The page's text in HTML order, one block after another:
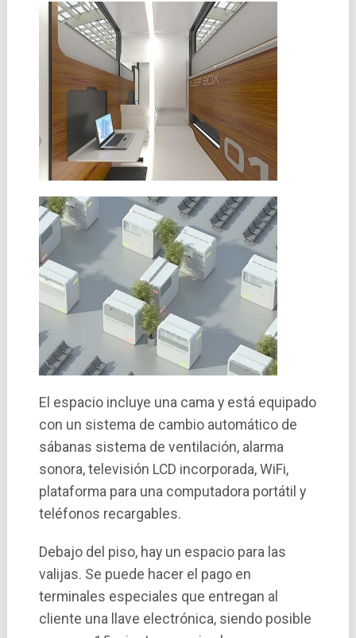
El espacio incluye una cama y está equipado
con un sistema de cambio automático de
sábanas sistema de ventilación, alarma
sonora, televisión LCD incorporada, WiFi,
plataforma para una computadora portátil y
teléfonos recargables.
Debajo del piso, hay un espacio para las
valijas. Se puede hacer el pago en
terminales especiales que entregan al
cliente una llave electrónica, siendo posible